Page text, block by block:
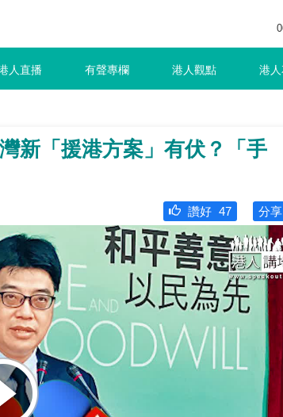
人直播 有聲專欄 港人觀點 港
新「援港方案」有伏？「手
分享
讚好 47